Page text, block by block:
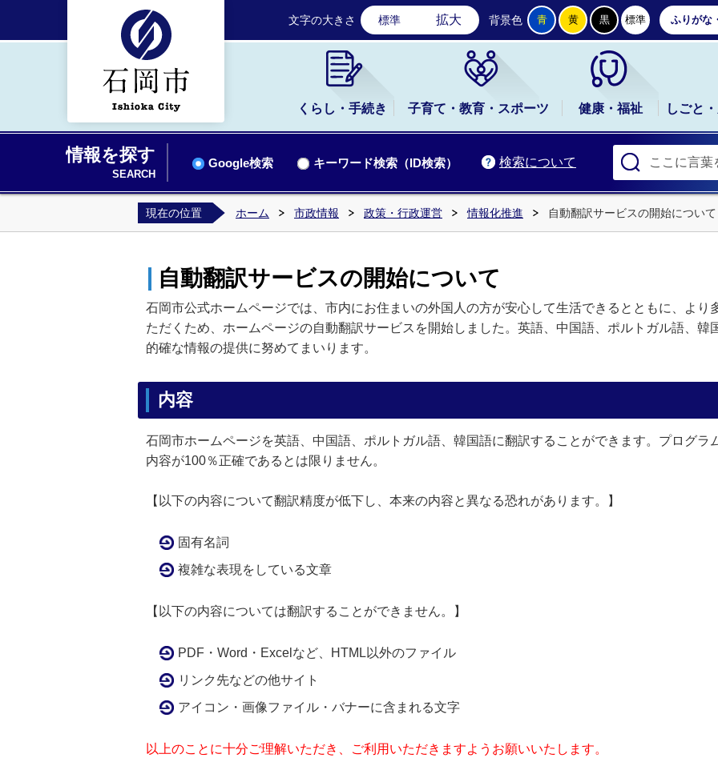
石岡市公式ホームページ
文字の大きさ 標準 拡大 背景色 青 黄 黒 標準 ふりがな
くらし・手続き 子育て・教育・スポーツ 健康・福祉 しごと
情報を探す
SEARCH
検索について
Google検索 キーワード検索（ID検索）
現在の位置 ホーム 市政情報 政策・行政運営 情報化推進 自動翻訳サービスの開始について
自動翻訳サービスの開始について
石岡市公式ホームページでは、市内にお住まいの外国人の方が安心して生活できるとともに、より
ただくため、ホームページの自動翻訳サービスを開始しました。英語、中国語、ポルトガル語、韓
的確な情報の提供に努めてまいります。
内容
石岡市ホームページを英語、中国語、ポルトガル語、韓国語に翻訳することができます。プログラ
内容が100％正確であるとは限りません。
【以下の内容について翻訳精度が低下し、本来の内容と異なる恐れがあります。】
固有名詞
複雑な表現をしている文章
【以下の内容については翻訳することができません。】
PDF・Word・Excelなど、HTML以外のファイル
リンク先などの他サイト
アイコン・画像ファイル・バナーに含まれる文字
以上のことに十分ご理解いただき、ご利用いただきますようお願いいたします。